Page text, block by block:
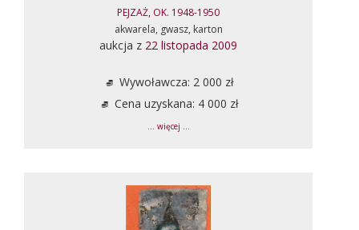
PEJZAŻ, OK. 1948-1950
akwarela, gwasz, karton
aukcja z 22 listopada 2009
Wywoławcza: 2 000 zł
Cena uzyskana: 4 000 zł
... więcej ...